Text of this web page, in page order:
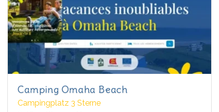
Camping Omaha Beach
Campingplatz 3 Sterne